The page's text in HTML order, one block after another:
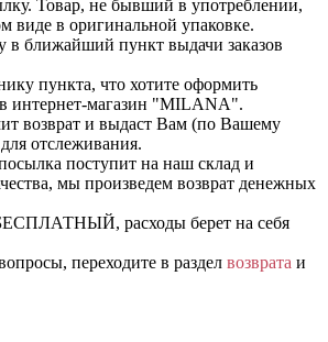
Товар, не бывший в употреблении,
виде в оригинальной упаковке.
в ближайший пункт выдачи заказов
пункта, что хотите оформить
интернет-магазин "MILANA".
возврат и выдаст Вам (по Вашему
отслеживания.
поступит на наш склад и
мы произведем возврат денежных
расходы берет на себя
переходите в раздел возврата и